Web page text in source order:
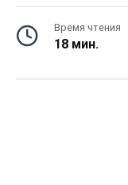
Время чтения
18 мин.